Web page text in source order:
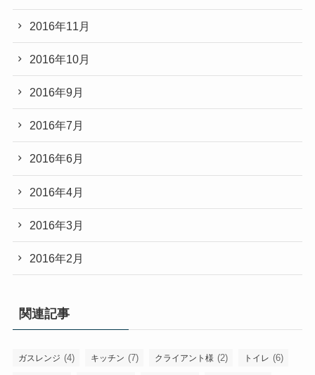
2016年11月
2016年10月
2016年9月
2016年7月
2016年6月
2016年4月
2016年3月
2016年2月
関連記事
ガスレンジ (4) キッチン (7) クライアント様 (2) トイレ (6)